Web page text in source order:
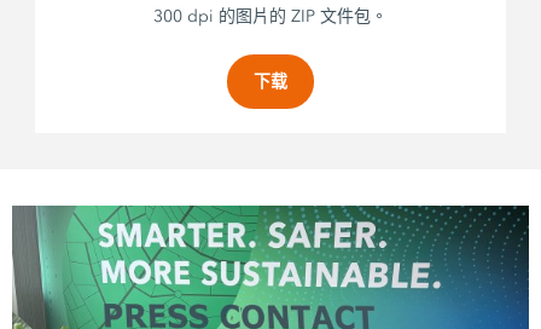
300 dpi 的图片的 ZIP 文件包。
下载